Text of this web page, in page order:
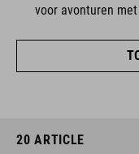
voor avonturen
20 ARTICLE